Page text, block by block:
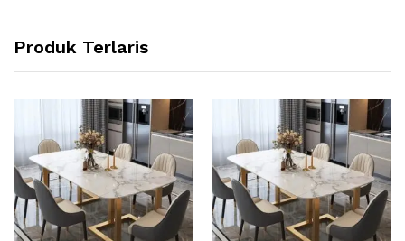
Produk Terlaris